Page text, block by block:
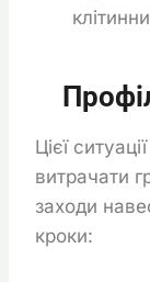
Цієї
витрачати
заходи
кроки: